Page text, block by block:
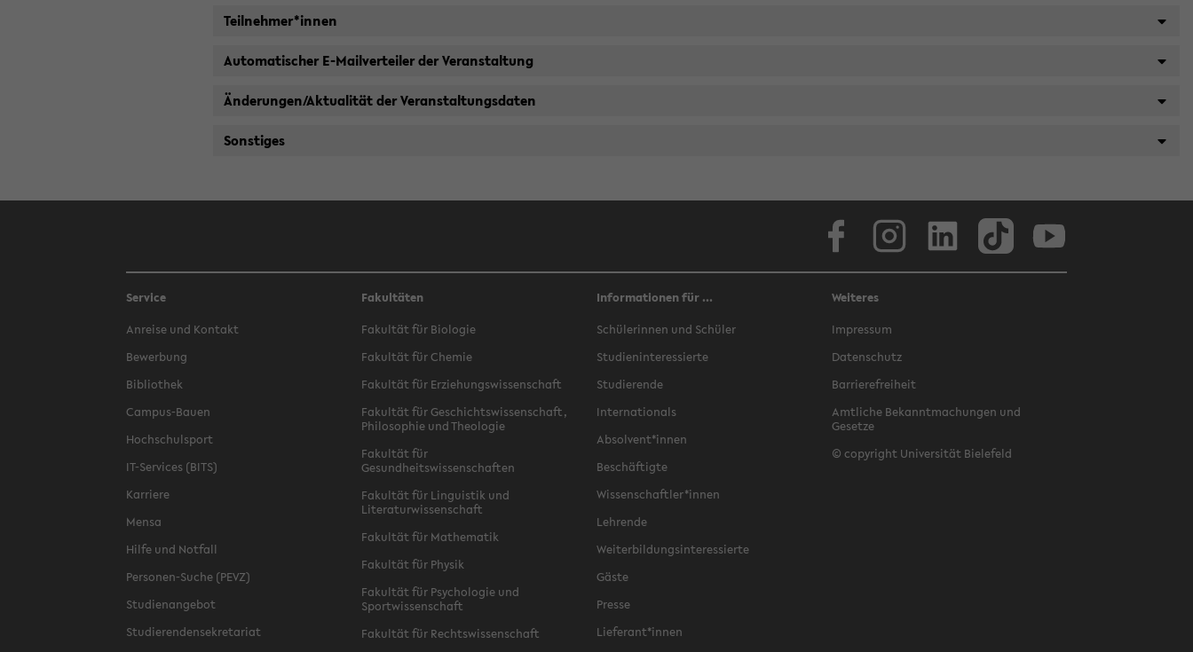
Teilnehmer*innen
Automatischer E-Mailverteiler der Veranstaltung
Änderungen/Aktualität der Veranstaltungsdaten
Sonstiges
Service
Anreise und Kontakt
Bewerbung
Bibliothek
Campus-Bauen
Hochschulsport
IT-Services (BITS)
Karriere
Mensa
Hilfe und Notfall
Personen-Suche (PEVZ)
Studienangebot
Studierendensekretariat
Fakultäten
Fakultät für Biologie
Fakultät für Chemie
Fakultät für Erziehungswissenschaft
Fakultät für Geschichtswissenschaft,
Philosophie und Theologie
Fakultät für
Gesundheitswissenschaften
Fakultät für Linguistik und
Literaturwissenschaft
Fakultät für Mathematik
Fakultät für Physik
Fakultät für Psychologie und
Sportwissenschaft
Fakultät für Rechtswissenschaft
Informationen für ...
Schülerinnen und Schüler
Studieninteressierte
Studierende
Internationals
Absolvent*innen
Beschäftigte
Wissenschaftler*innen
Lehrende
Weiterbildungsinteressierte
Gäste
Presse
Lieferant*innen
Weiteres
Impressum
Datenschutz
Barrierefreiheit
Amtliche Bekanntmachungen und
Gesetze
© copyright Universität Bielefeld